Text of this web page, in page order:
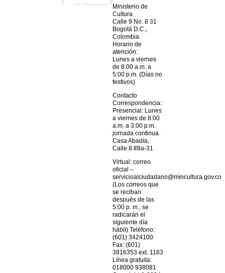
Ministerio de
Cultura
Calle 9 No. 8 31
Bogotá D.C.,
Colombia
Horario de
atención:
Lunes a viernes
de 8:00 a.m. a
5:00 p.m. (Días no
festivos)
Contacto
Correspondencia:
Presencial: Lunes
a viernes de 8:00
a.m. a 3:00 p.m.
jornada continua
Casa Abadía,
Calle 8 #8a-31
Virtual: correo
oficial –
servicioalciudadano@mincultura.gov.co
(Los correos que
se reciban
después de las
5:00 p. m., se
radicarán el
siguiente día
hábil) Teléfono:
(601) 3424100
Fax: (601)
3816353 ext. 1183
Línea gratuita:
018000 938081